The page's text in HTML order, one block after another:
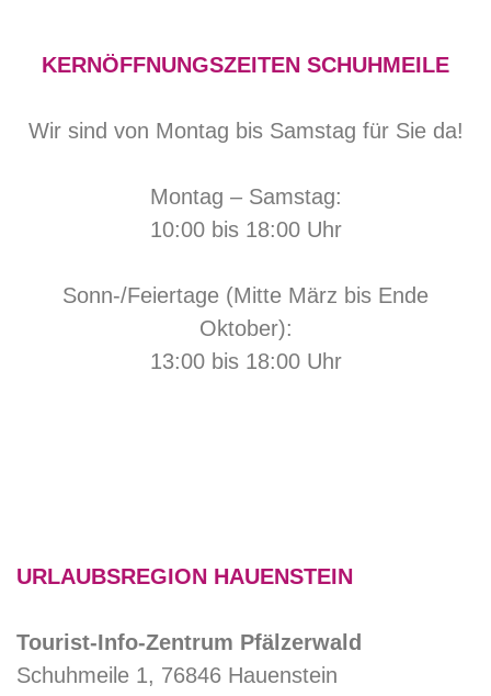
KERNÖFFNUNGSZEITEN SCHUHMEILE
Wir sind von Montag bis Samstag für Sie da!
Montag – Samstag:
10:00 bis 18:00 Uhr
Sonn-/Feiertage (Mitte März bis Ende
Oktober):
13:00 bis 18:00 Uhr
URLAUBSREGION HAUENSTEIN
Tourist-Info-Zentrum Pfälzerwald
Schuhmeile 1, 76846 Hauenstein